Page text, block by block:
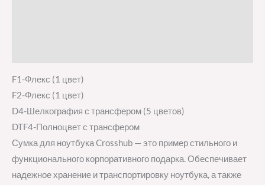
F1-Флекс (1 цвет)
F2-Флекс (1 цвет)
D4-Шелкография с трансфером (5 цветов)
DTF4-Полноцвет с трансфером
Сумка для ноутбука Crosshub — это пример стильного и
функционального корпоративного подарка. Обеспечивает
надежное хранение и транспортировку ноутбука, а также